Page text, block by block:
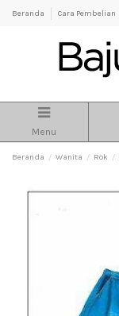
Beranda Cara Pembelian
Menu
Beranda Wanita Rok